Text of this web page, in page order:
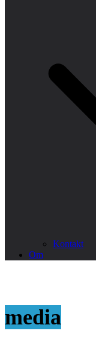
Kontakt
Om
media